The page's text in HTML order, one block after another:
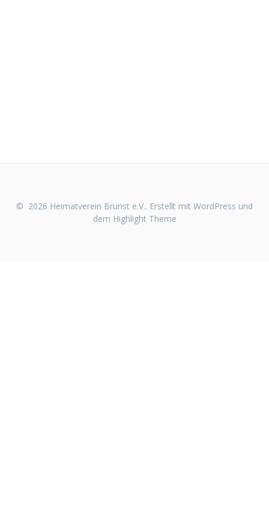
© 2026 Heimatverein Brunst e.V.. Erstellt mit WordPress und
dem Highlight Theme